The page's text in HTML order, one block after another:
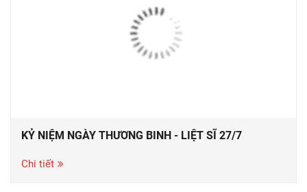
KỶ NIỆM NGÀY THƯƠNG BINH - LIỆT SĨ 27/7
Chi tiết